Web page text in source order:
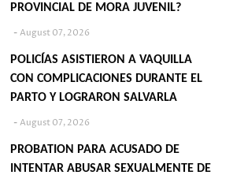
PROVINCIAL DE MORA JUVENIL?
August 07, 2026
POLICÍAS ASISTIERON A VAQUILLA
CON COMPLICACIONES DURANTE EL
PARTO Y LOGRARON SALVARLA
August 07, 2026
PROBATION PARA ACUSADO DE
INTENTAR ABUSAR SEXUALMENTE DE